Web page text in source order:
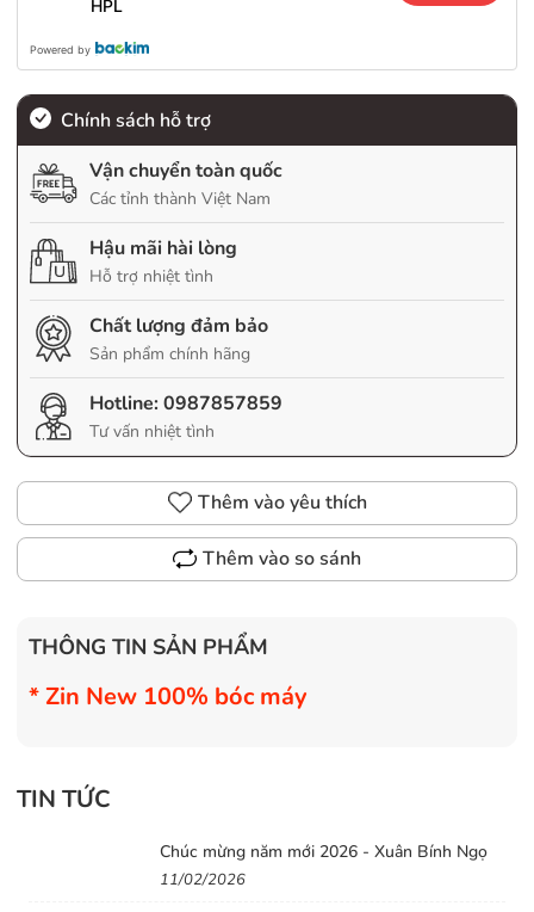
HPL
Powered by
Chính sách hỗ trợ
Vận chuyển toàn quốc
Các tỉnh thành Việt Nam
Hậu mãi hài lòng
Hỗ trợ nhiệt tình
Chất lượng đảm bảo
Sản phẩm chính hãng
Hotline:0987857859
Tư vấn nhiệt tình
Thêm vào yêu thích
Thêm vào so sánh
THÔNG TIN SẢN PHẨM
* Zin New 100% bóc máy
TIN TỨC
Chúc mừng năm mới 2026 - Xuân Bính Ngọ
11/02/2026